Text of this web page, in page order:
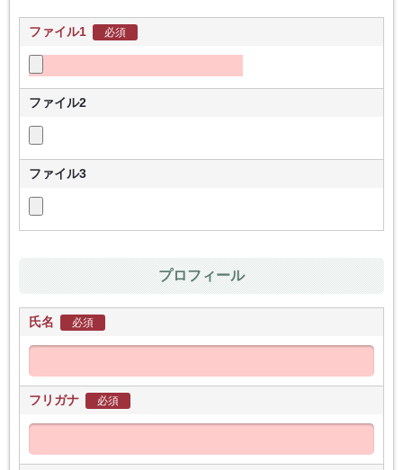
ファイル1 必須
ファイル2
ファイル3
プロフィール
氏名 必須
フリガナ 必須